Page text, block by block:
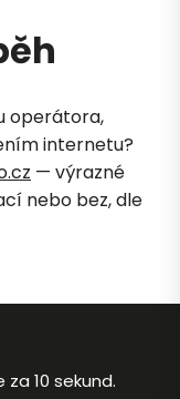
operátora,
internetu?
— výrazné
nebo bez, dle
10 sekund.